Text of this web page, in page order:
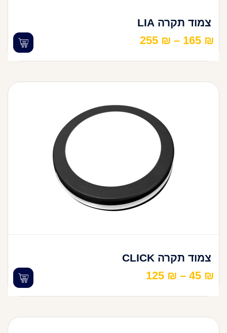
צמוד תקרה LIA
165 ₪
–
255 ₪
צמוד תקרה CLICK
45 ₪
–
125 ₪